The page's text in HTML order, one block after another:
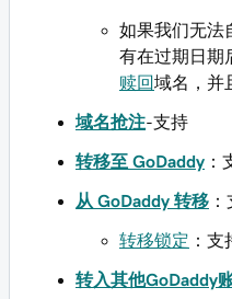
如果我们无法
有在过期日期
赎回域名，并
域名抢注-支持
‌‌转移至 GoDaddy ：
‌‌从 GoDaddy 转移
转移锁定 ：支
转入其他GoDaddy